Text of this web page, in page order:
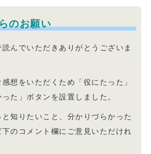
のお願い
んでいただきありがとうございま
想をいただくため「役にたった」
った」ボタンを設置しました。
と知りたいこと、分かりづらかった
下のコメント欄にご意見いただけれ